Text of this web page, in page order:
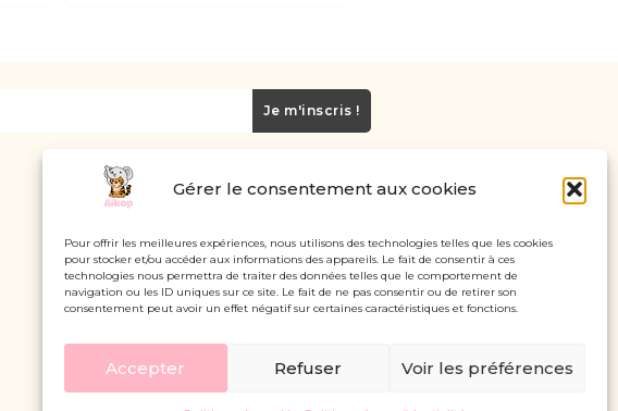
Gérer le consentement aux cookies
Pour offrir les meilleures expériences, nous utilisons des technologies telles que les cookies
pour stocker et/ou accéder aux informations des appareils. Le fait de consentir à ces
technologies nous permettra de traiter des données telles que le comportement de
navigation ou les ID uniques sur ce site. Le fait de ne pas consentir ou de retirer son
consentement peut avoir un effet négatif sur certaines caractéristiques et fonctions.
Accepter Refuser Voir les préférences
Je m'inscris !
Carte cadeau
Politique de confidentialité
Mentions légales - CGV